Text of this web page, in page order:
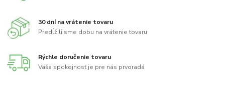
30 dní na vrátenie tovaru
Predĺžili sme dobu na vrátenie tovaru
Rýchle doručenie tovaru
Vaša spokojnosť je pre nás prvoradá